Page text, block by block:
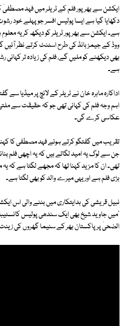
ایکشن سے بھرپور فلم کے ٹریلر میں فہد مصطفیٰ
دکھایا گیا ہے ایسا پولیس افسر جو پہلے خود رشوت
ہے۔ ایکشن سے بھرپور ٹریلر کو دیکھ کر یہ
ووڈ کے جیمز بانڈ کی طرح اسٹنٹ کرتے نظر
بھی دیکھنے کو ملیں گے، فلم کی زیادہ تر کہانی
ہے۔
اداکارہ ماہرہ خان نے ٹریلر کے لانچ پر میڈیا سے
اہم وجہ فلم کی کہانی تھی جو کہ حقیقت سے
عکاسی کرے گی۔
تقریب میں گفتگو کرتے ہوئے فہد مصطفی کا
جن سے لوگ یہ امید لگاتے ہیں کہ یہ اچھی فلم
تھی۔ ان کا مزید کہنا تھا کہ مجھے لگتا ہے کہ
بڑی فلم ہے اور یہی میرے والد کو بھی لگتا ہے۔
نبیل قریشی کی ہدایتکاری میں بننے والی اس
'میں جاوید شیخ بھی ایک سندھی پولیس
الضحیٰ پر پاکستان بھر کے سنیما گھروں کی